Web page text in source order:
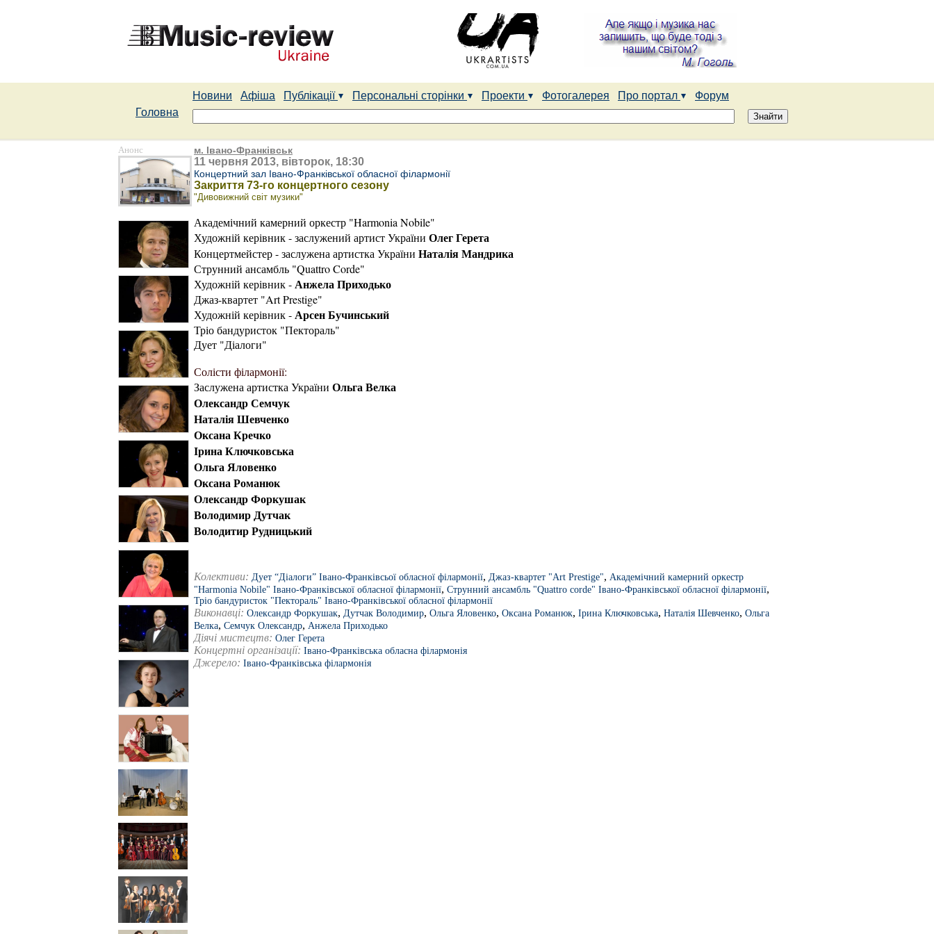
Новини Афіша Публікації Персональні сторінки Проекти Фотогалерея Про портал
Форум
Головна
Анонс м. Івано-Франківськ
11 червня 2013, вівторок, 18:30
Концертний зал Івано-Франківської обласної філармонії
Закриття 73-го концертного сезону
"Дивовижний світ музики"
Академічний камерний оркестр "Harmonia Nobile"
Художній керівник - заслужений артист України Олег Герета
Концертмейстер - заслужена артистка України Наталія Мандрика
Струнний ансамбль "Quattro Corde"
Художній керівник -Анжела Приходько
Джаз-квартет "Art Prestige"
Художній керівник -Арсен Бучинський
Тріо бандуристок "Пектораль"
Дует "Діалоги"
Солісти філармонії:
Заслужена артистка України Ольга Велка
Олександр Семчук
Наталія Шевченко
Оксана Кречко
Ірина Ключковська
Ольга Яловенко
Оксана Романюк
Олександр Форкушак
Володимир Дутчак
Володитир Рудницький
Колективи: Дует “Діалоги” Івано-Франківсьої обласної філармонії, Джаз-квартет "Art Prestige", Академічний камерний оркестр
"Harmonia Nobile" Івано-Франківської обласної філармонії, Струнний ансамбль "Quattro corde" Івано-Франківської обласної філармонії,
Тріо бандуристок "Пектораль" Івано-Франківської обласної філармонії
Виконавці: Олександр Форкушак, Дутчак Володимир, Ольга Яловенко, Оксана Романюк, Ірина Ключковська, Наталія Шевченко, Ольга
Велка, Семчук Олександр, Анжела Приходько
Діячі мистецтв: Олег Герета
Концертні організації: Івано-Франківська обласна філармонія
Джерело: Івано-Франківська філармонія